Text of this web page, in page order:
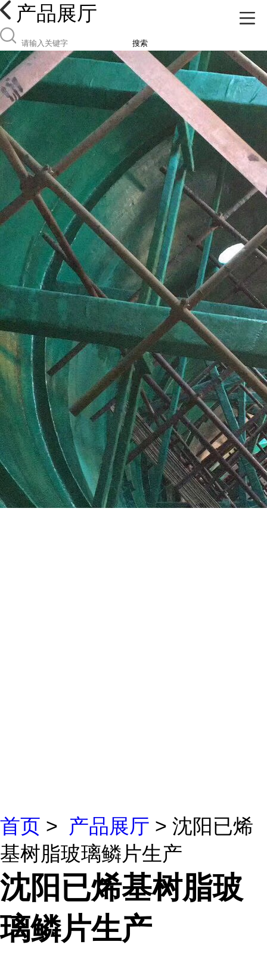
产品展厅
搜索
首页 > 产品展厅 > 沈阳已烯
基树脂玻璃鳞片生产
沈阳已烯基树脂玻
璃鳞片生产